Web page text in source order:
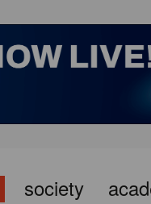
society